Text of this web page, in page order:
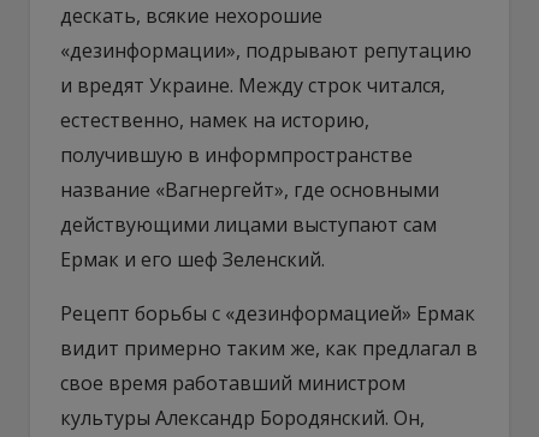
дескать, всякие нехорошие
«дезинформации», подрывают репутацию
и вредят Украине. Между строк читался,
естественно, намек на историю,
получившую в информпространстве
название «Вагнергейт», где основными
действующими лицами выступают сам
Ермак и его шеф Зеленский.
Рецепт борьбы с «дезинформацией» Ермак
видит примерно таким же, как предлагал в
свое время работавший министром
культуры Александр Бородянский. Он,